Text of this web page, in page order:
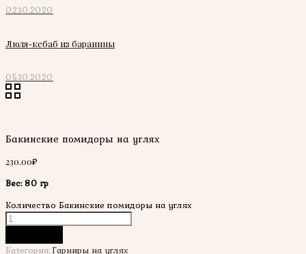
02.10.2020
Люля-кебаб из баранины
05.10.2020
Бакинские помидоры на углях
230.00₽
Вес: 80 гр
Количество Бакинские помидоры на углях
Категория: Гарниры на углях